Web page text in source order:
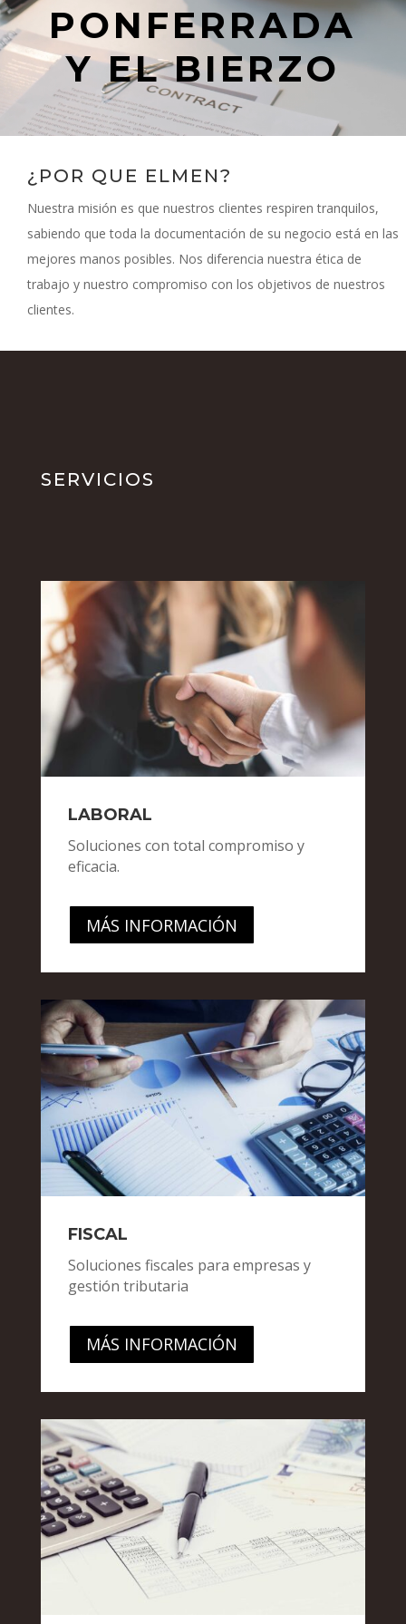
PONFERRADA
Y EL BIERZO
¿POR QUE ELMEN?
Nuestra misión es que nuestros clientes respiren tranquilos,
sabiendo que toda la documentación de su negocio está en las
mejores manos posibles. Nos diferencia nuestra ética de
trabajo y nuestro compromiso con los objetivos de nuestros
clientes.
SERVICIOS
LABORAL
Soluciones con total compromiso y
eficacia.
MÁS INFORMACIÓN
FISCAL
Soluciones fiscales para empresas y
gestión tributaria
MÁS INFORMACIÓN